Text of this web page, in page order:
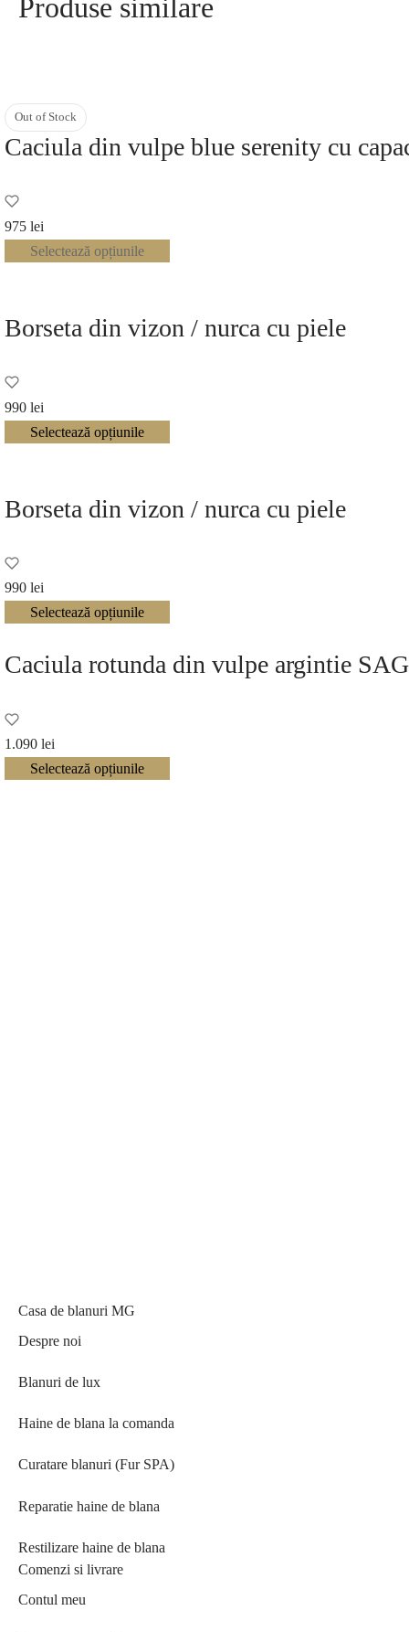
Produse similare
Out of Stock
Caciula din vulpe blue serenity cu
975 lei
Selectează opțiunile
Borseta din vizon / nurca cu piele
990 lei
Selectează opțiunile
Borseta din vizon / nurca cu piele
990 lei
Selectează opțiunile
Caciula rotunda din vulpe argintie
1.090 lei
Selectează opțiunile
Casa de blanuri MG
Despre noi
Blanuri de lux
Haine de blana la comanda
Curatare blanuri (Fur SPA)
Reparatie haine de blana
Restilizare haine de blana
Comenzi si livrare
Contul meu